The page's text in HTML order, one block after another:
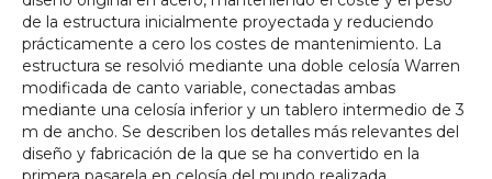
de la estructura inicialmente proyectada y reduciendo
prácticamente a cero los costes de mantenimiento. La
estructura se resolvió mediante una doble celosía Warren
modificada de canto variable, conectadas ambas
mediante una celosía inferior y un tablero intermedio de 3
m de ancho. Se describen los detalles más relevantes del
diseño y fabricación de la que se ha convertido en la